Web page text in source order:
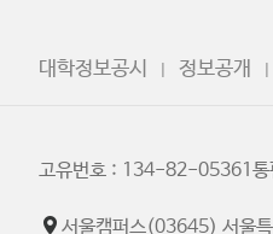
대학정보공시 정보공개
고유번호 : 134-82-05361
서울캠퍼스(03645) 서울